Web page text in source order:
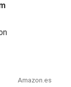
Amazon.es